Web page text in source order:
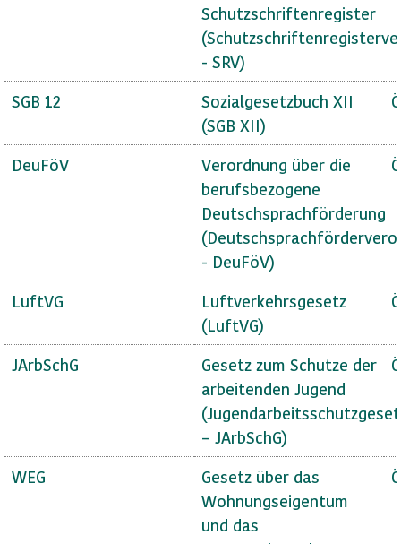
Schutzschriftenregister
- SRV)
SGB 12
Sozialgesetzbuch XII
(SGB XII)
DeuFöV
Verordnung über die
berufsbezogene
Deutschsprachförderung
- DeuFöV)
LuftVG
Luftverkehrsgesetz
(LuftVG)
JArbSchG
Gesetz zum Schutze der
arbeitenden Jugend
– JArbSchG)
WEG
Gesetz über das
Wohnungseigentum
und das